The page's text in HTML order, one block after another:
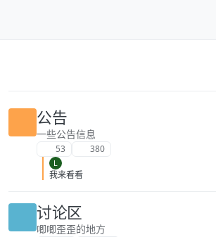
公告
一些公告信息
53 380
L
我来看看
讨论区
唧唧歪歪的地方